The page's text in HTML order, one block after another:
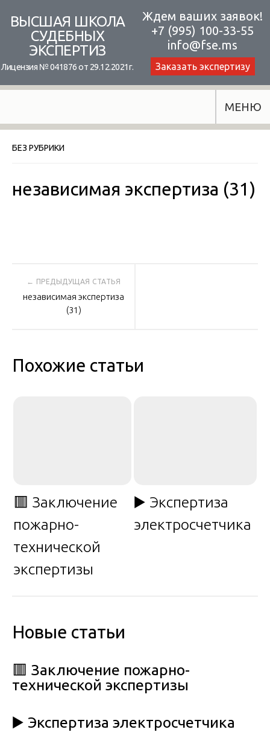
content
ВЫСШАЯ ШКОЛА
СУДЕБНЫХ
ЭКСПЕРТИЗ
Лицензия № 041876 от 29.12.2021г.
Ждем ваших заявок!
+7 (995) 100-33-55
info@fse.ms
Заказать экспертизу
МЕНЮ
БЕЗ РУБРИКИ
независимая экспертиза (31)
Навигация
независимая экспертиза
(31)
Похожие статьи
🟥 Заключение
пожарно-
технической
экспертизы
▶️ Экспертиза
электросчетчика
Новые статьи
🟥 Заключение пожарно-
технической экспертизы
▶️ Экспертиза электросчетчика